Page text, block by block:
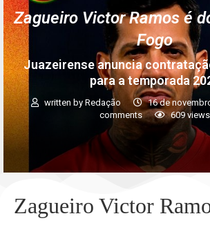
Zagueiro Victor Ramos é
Fogo
Juazeirense anuncia
para a temporada
written by Redação 16 de
comments
609 views
Zagueiro Victor